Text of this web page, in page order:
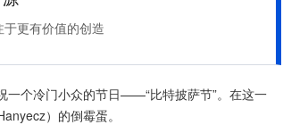
更有价值的创造
一个冷门小众的节日——“比特披萨节”。在这一
）的倒霉蛋。